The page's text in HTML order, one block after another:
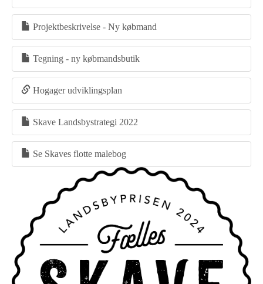
Projektbeskrivelse - Ny købmand
Tegning - ny købmandsbutik
Hogager udviklingsplan
Skave Landsbystrategi 2022
Se Skaves flotte malebog